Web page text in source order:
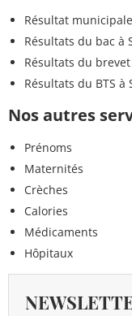
Résultat
Résultats du bac à
Résultats du
Résultats du BTS
Nos autres
Prénoms
Maternités
Crèches
Calories
Médicaments
Hôpitaux